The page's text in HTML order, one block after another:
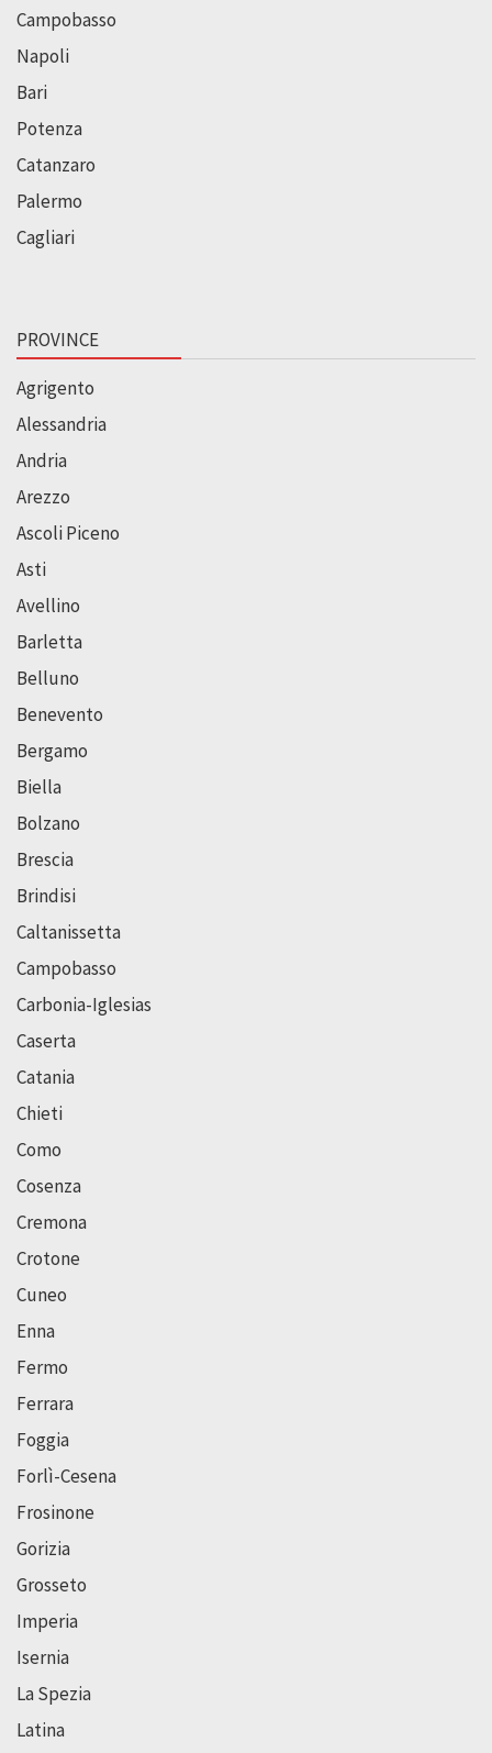
Campobasso
Napoli
Bari
Potenza
Catanzaro
Palermo
Cagliari
PROVINCE
Agrigento
Alessandria
Andria
Arezzo
Ascoli Piceno
Asti
Avellino
Barletta
Belluno
Benevento
Bergamo
Biella
Bolzano
Brescia
Brindisi
Caltanissetta
Campobasso
Carbonia-Iglesias
Caserta
Catania
Chieti
Como
Cosenza
Cremona
Crotone
Cuneo
Enna
Fermo
Ferrara
Foggia
Forlì-Cesena
Frosinone
Gorizia
Grosseto
Imperia
Isernia
La Spezia
Latina